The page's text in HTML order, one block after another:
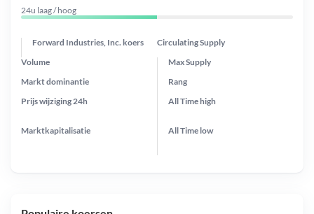
24u laag / hoog
Forward Industries, Inc. koers Circulating Supply
Prijs wijziging 24h
Max Supply
Markt dominantie
Marktkapitalisatie
Volume
Rang
All Timehigh
All Time low